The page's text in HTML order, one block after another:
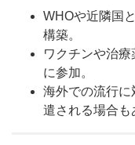
WHOや近隣国
構築。
ワクチンや治
に参加。
海外での流行に
遣される場合も